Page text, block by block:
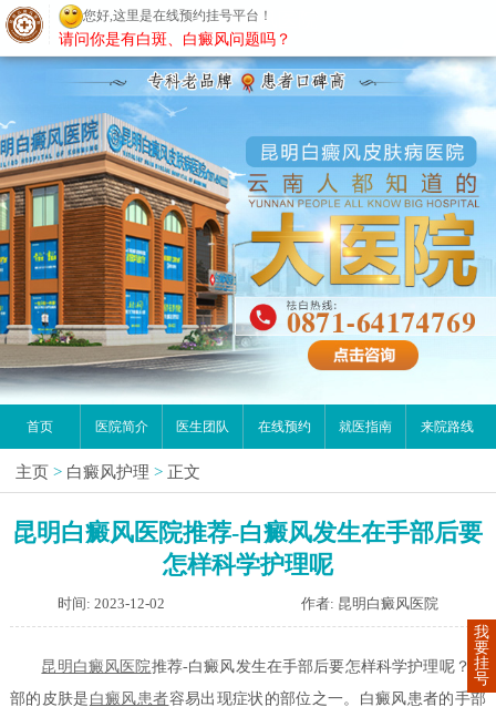
昆明白癜风医院
首页 医院简介 医生团队 在线预约 就医指南 来院路线
主页 > 白癜风护理 > 正文
昆明白癜风医院推荐-白癜风发生在手部后要
怎样科学护理呢
时间: 2023-12-02 作者: 昆明白癜风医院
昆明白癜风医院推荐-白癜风发生在手部后要怎样科学护理呢？手
部的皮肤是 白癜风患者容易出现症状的部位之一。白癜风患者的手部
我
要
挂
号
您好,这里是在线预约挂号平台！
请问你是有白斑、白癜风问题吗？